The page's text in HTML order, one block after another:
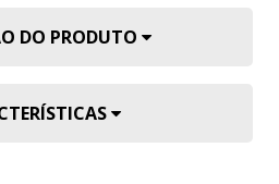
DO PRODUTO